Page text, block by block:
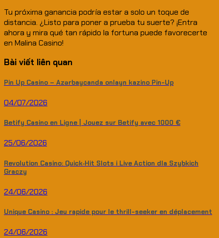
Tu próxima ganancia podría estar a solo un toque de
distancia. ¿Listo para poner a prueba tu suerte? ¡Entra
ahora y mira qué tan rápido la fortuna puede favorecerte
en Malina Casino!
Bài viết liên quan
Pin Up Casino – Azərbaycanda onlayn kazino Pin-Up
04/07/2026
Betify Casino en Ligne | Jouez sur Betify avec 1000 €
25/06/2026
Revolution Casino: Quick‑Hit Slots i Live Action dla Szybkich
Graczy
24/06/2026
Unique Casino : Jeu rapide pour le thrill-seeker en déplacement
24/06/2026